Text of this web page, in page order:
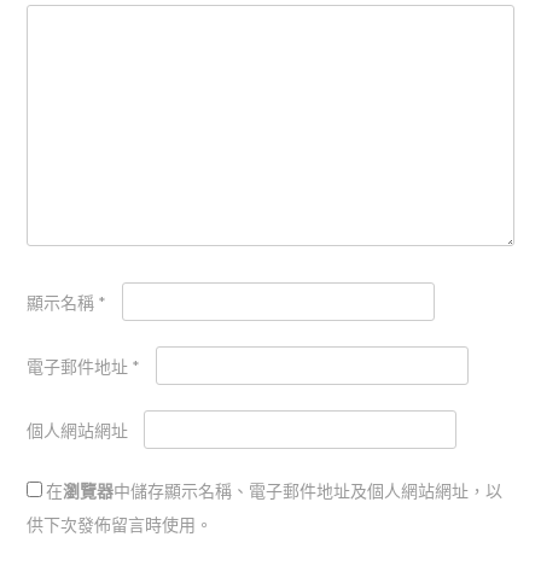
顯示名稱 *
電子郵件地址 *
個人網站網址
在瀏覽器中儲存顯示名稱、電子郵件地址及個人網站網址，以
供下次發佈留言時使用。